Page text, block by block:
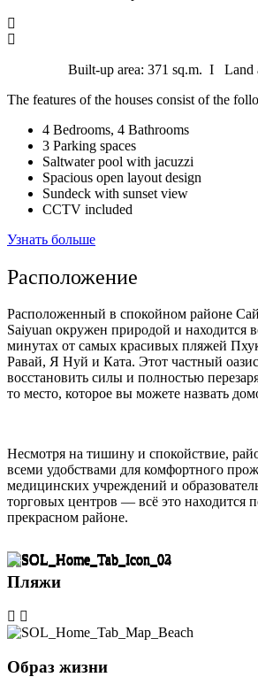
Built-up area: 371 sq.m. I Land
The features of the houses consist of the
4 Bedrooms, 4 Bathrooms
3 Parking spaces
Saltwater pool with jacuzzi
Spacious open layout design
Sundeck with sunset view
CCTV included
Узнать больше
Расположение
Расположенный в спокойном районе
Saiyuan окружен природой и находится
минутах от самых красивых пляжей
Равай, Я Нуй и Ката. Этот частный оазис
восстановить силы и полностью
то место, которое вы можете назвать
Несмотря на тишину и спокойствие,
всеми удобствами для комфортного
медицинских учреждений и
торговых центров — всё это находится
прекрасном районе.
Пляжи
Образ жизни